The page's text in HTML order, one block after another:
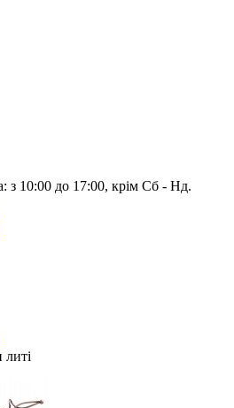
з 10:00 до 17:00, крім Сб - Нд.